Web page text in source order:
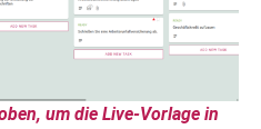
um die Live-Vorlage in